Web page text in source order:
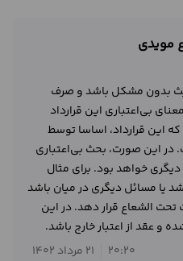
مویدی
بدون مشکل باشد و صرف
بی‌اعتباری این قرارداد
این قرارداد، اساسا توسط
این صورت، بحث بی‌اعتباری
خواهد بود. برای مثال
یا مسائل دیگری در میان باشد
الشعاع قرار دهد. در این
و عقد از اعتبار خارج باشد.
20:20
21 مرداد 1402